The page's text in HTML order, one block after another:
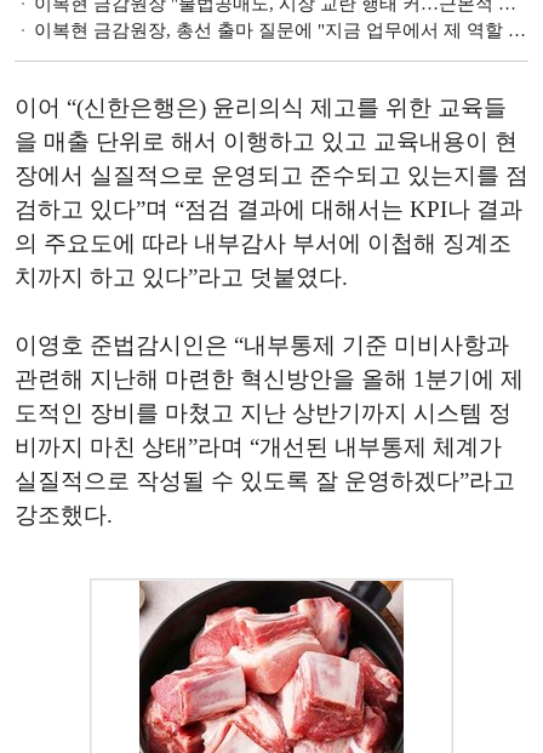
이복현 금감원장, 총선 출마 질문에 "지금 업무에서 제 역할 필요 인식" [2023 국감]
이어 “(신한은행은) 윤리의식 제고를 위한 교육들
을 매출 단위로 해서 이행하고 있고 교육내용이 현
장에서 실질적으로 운영되고 준수되고 있는지를 점
검하고 있다”며 “점검 결과에 대해서는 KPI나 결과
의 주요도에 따라 내부감사 부서에 이첩해 징계조
치까지 하고 있다”라고 덧붙였다.
이영호 준법감시인은 “내부통제 기준 미비사항과
관련해 지난해 마련한 혁신방안을 올해 1분기에 제
도적인 장비를 마쳤고 지난 상반기까지 시스템 정
비까지 마친 상태”라며 “개선된 내부통제 체계가
실질적으로 작성될 수 있도록 잘 운영하겠다”라고
강조했다.